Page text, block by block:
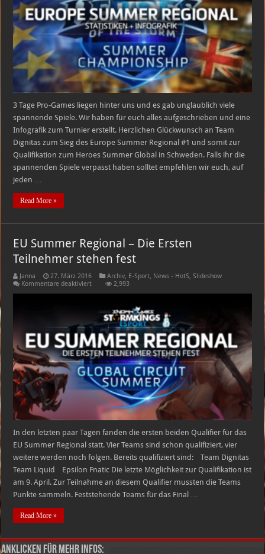
3 Tage Pro-Games liegen hinter uns und es gab unglaublich viele
spannende Spiele. Wir haben für euch alles aufgeschrieben und eine
Infografik zum Turnier erstellt. Herzlichen Glückwunsch an Team
Dignitas zum Sieg des Europe Summer Regional #1 und somit zur
Qualifikation zum Heroes Summer Global in Schweden. Falls ihr die
spannenden Spiele verpasst haben solltet empfehlen wir euch, auf
jeden …
Read More »
EU Summer Regional – Die Ersten
Teilnehmer stehen fest
Janna 27. März 2016 Archiv, E-Sport, News - HotS,Slideshow
Kommentare deaktiviertfür
Die
Ersten
Teilnehmer
stehen
fest
2,993
In den letzten paar Tagen fanden die ersten beiden Qualifier für das
EU Summer Regional statt. Vier Teams sind schon qualifiziert, vier
weitere werden noch folgen. Bereits qualifiziert sind: Team Dignitas
Team Liquid Epsilon Fnatic Die letzte Möglichkeit zur Qualifikation ist
am 9. April. Zur Teilnahme an diesem Qualifier mussten die Teams
Punkte sammeln. Feststehende Teams für das Final …
Read More »
Anklicken für mehr Infos: